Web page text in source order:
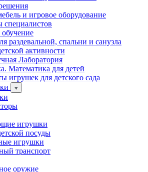
и игровое оборудование
специалистов
раздевальной, спальни и санузла
активности
Лаборатория
Математика для детей
игрушек для детского сада
игрушки
посуды
игрушки
транспорт
оружие